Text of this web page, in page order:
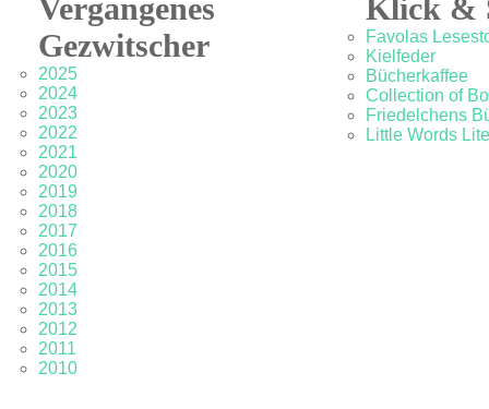
Vergangenes
Gezwitscher
2025
2024
2023
2022
2021
2020
2019
2018
2017
2016
2015
2014
2013
2012
2011
2010
Klick &
Favolas
Kielfeder
Bücherkaffee
Collection of
Friedelchens
Little Words